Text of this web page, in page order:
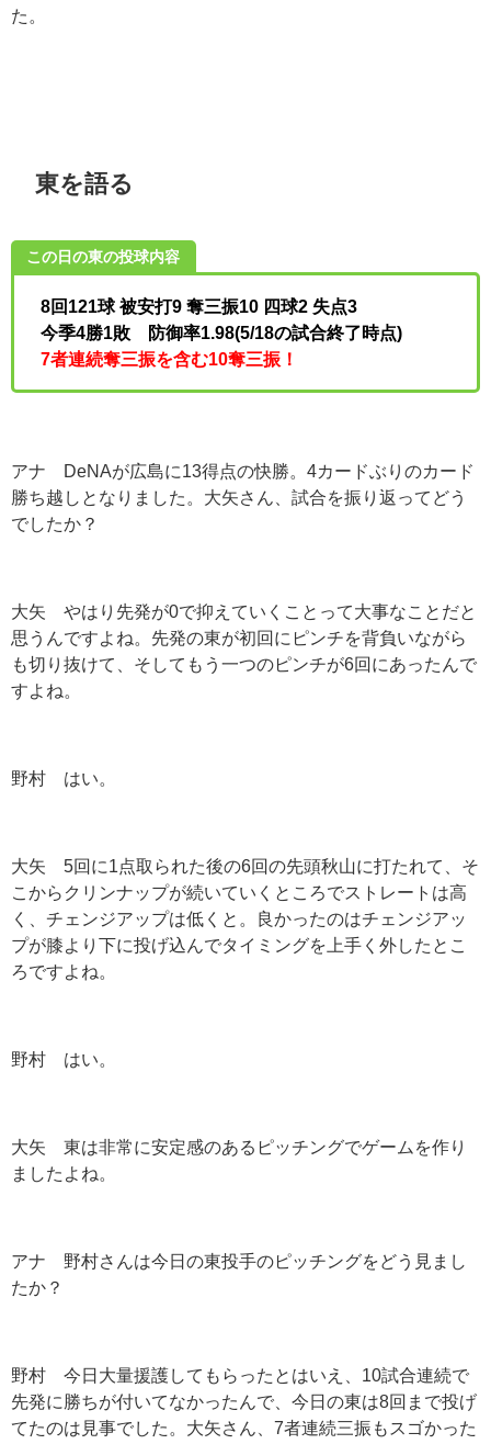
た。
東を語る
この日の東の投球内容
8回121球 被安打9 奪三振10 四球2 失点3
今季4勝1敗 防御率1.98(5/18の試合終了時点)
7者連続奪三振を含む10奪三振！
アナ DeNAが広島に13得点の快勝。4カードぶりのカード
勝ち越しとなりました。大矢さん、試合を振り返ってどう
でしたか？
大矢 やはり先発が0で抑えていくことって大事なことだと
思うんですよね。先発の東が初回にピンチを背負いながら
も切り抜けて、そしてもう一つのピンチが6回にあったんで
すよね。
野村 はい。
大矢 5回に1点取られた後の6回の先頭秋山に打たれて、そ
こからクリンナップが続いていくところでストレートは高
く、チェンジアップは低くと。良かったのはチェンジアッ
プが膝より下に投げ込んでタイミングを上手く外したとこ
ろですよね。
野村 はい。
大矢 東は非常に安定感のあるピッチングでゲームを作り
ましたよね。
アナ 野村さんは今日の東投手のピッチングをどう見まし
たか？
野村 今日大量援護してもらったとはいえ、10試合連続で
先発に勝ちが付いてなかったんで、今日の東は8回まで投げ
てたのは見事でした。大矢さん、7者連続三振もスゴかった